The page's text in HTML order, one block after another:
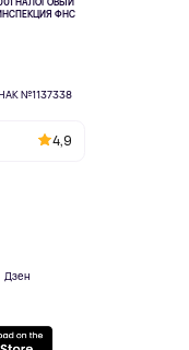
ФНС
№1137338
4,9
Дзен